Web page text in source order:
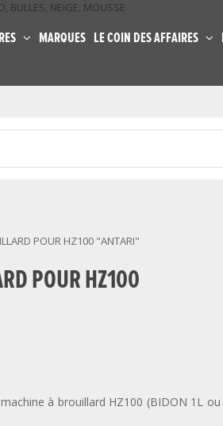
MARQUES LE COIN DES AFFAIRES
BULLES, NEIGE, MOUSSE
POUR HZ100 "ANTARI"
POUR HZ100
à brouillard HZ100 (BIDON 1L ou